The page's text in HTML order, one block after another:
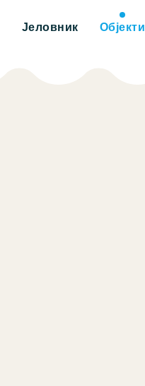
Јеловник Објекти